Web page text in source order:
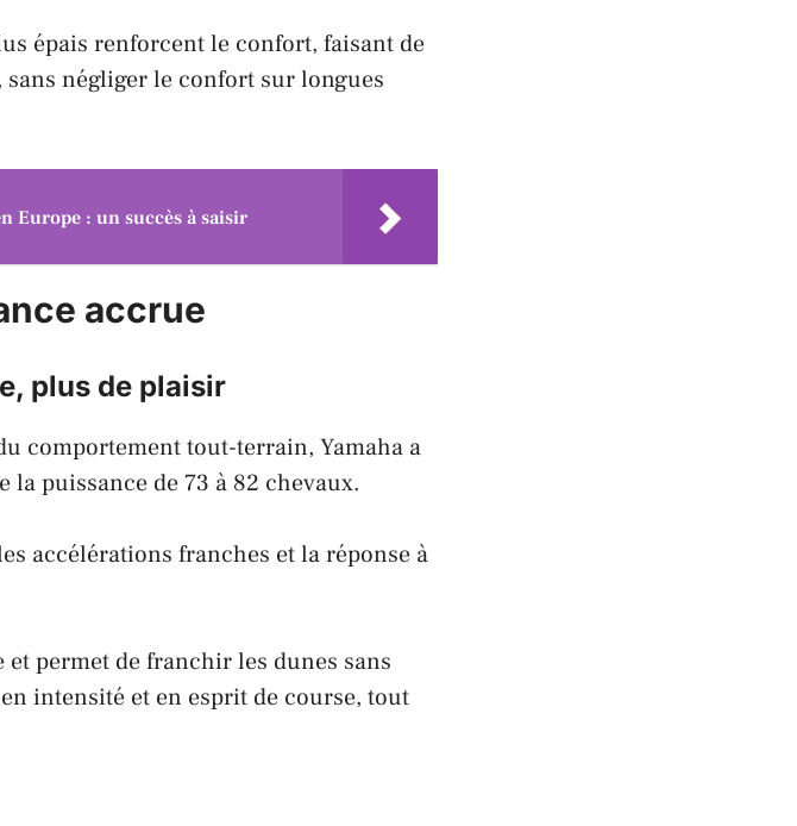
épais renforcent le confort, faisant de
négliger le confort sur longues
Europe : un succès à saisir
accrue
plus de plaisir
comportement tout-terrain, Yamaha a
la puissance de 73 à 82 chevaux.
accélérations franches et la réponse à
permet de franchir les dunes sans
intensité et en esprit de course, tout